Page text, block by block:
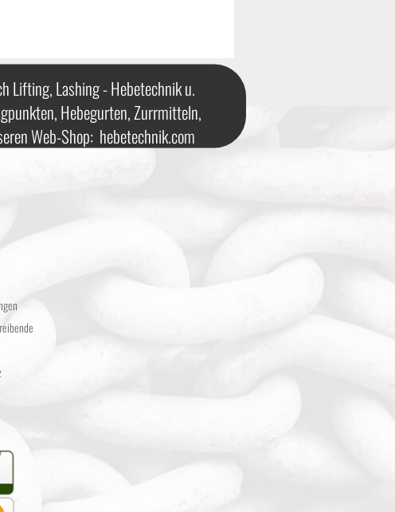
Lifting, Lashing - Hebetechnik u.
Hebegurten, Zurrmitteln,
Web-Shop: hebetechnik.com